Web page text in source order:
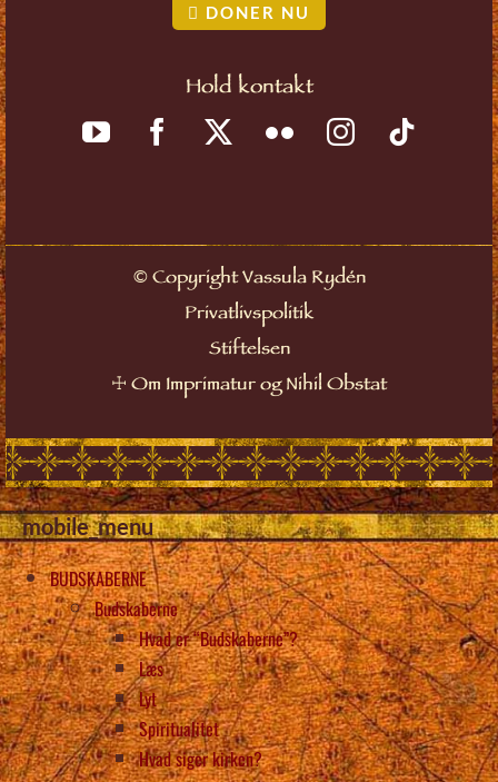
DONER NU
Hold kontakt
©Copyright Vassula Rydén
Privatlivspolitik
Stiftelsen
☩ Om Imprimatur og Nihil Obstat
mobile_menu
BUDSKABERNE
Budskaberne
Hvad er “Budskaberne”?
Læs
Lyt
Spiritualitet
Hvad siger kirken?